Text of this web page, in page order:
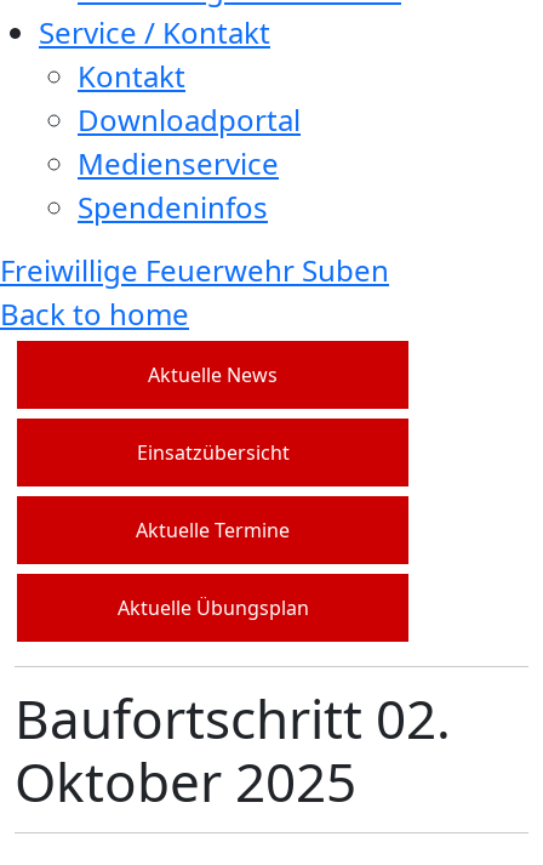
Service / Kontakt
Kontakt
Downloadportal
Medienservice
Spendeninfos
Freiwillige Feuerwehr Suben
Back to home
Aktuelle News
Einsatzübersicht
Aktuelle Termine
Aktuelle Übungsplan
Baufortschritt 02.
Oktober 2025